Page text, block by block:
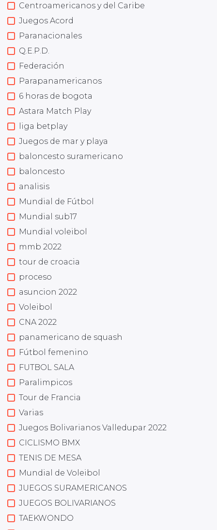
Centroamericanos y del Caribe
Juegos Acord
Paranacionales
Q.E.P.D.
Federación
Parapanamericanos
6 horas de bogota
Astara Match Play
liga betplay
Juegos de mar y playa
baloncesto suramericano
baloncesto
analisis
Mundial de Fútbol
Mundial sub17
Mundial voleibol
mmb 2022
tour de croacia
proceso
asuncion 2022
Voleibol
CNA 2022
panamericano de squash
Fútbol femenino
FUTBOL SALA
Paralimpicos
Tour de Francia
Varias
Juegos Bolivarianos Valledupar 2022
CICLISMO BMX
TENIS DE MESA
Mundial de Voleibol
JUEGOS SURAMERICANOS
JUEGOS BOLIVARIANOS
TAEKWONDO